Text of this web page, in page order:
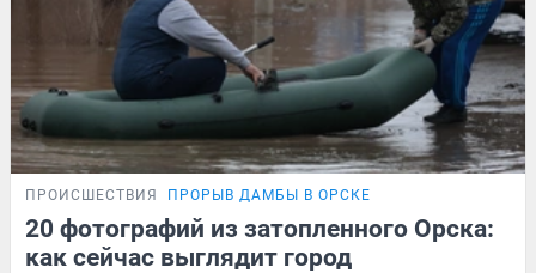
ПРОИСШЕСТВИЯ ПРОРЫВ ДАМБЫ В ОРСКЕ
20 фотографий из затопленного Орска:
как сейчас выглядит город